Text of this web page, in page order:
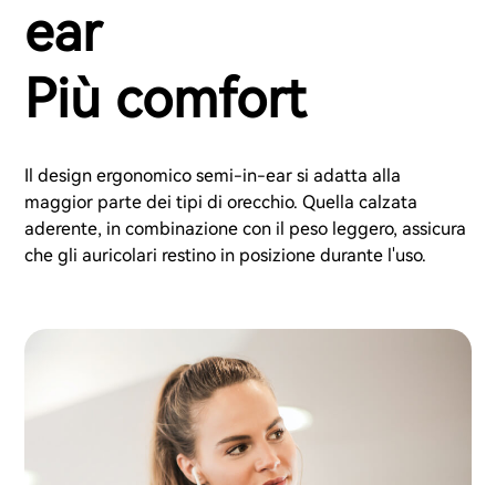
ear
Più comfort
Il design ergonomico semi-in-ear si adatta alla
maggior parte dei tipi di orecchio. Quella calzata
aderente, in combinazione con il peso leggero, assicura
che gli auricolari restino in posizione durante l'uso.